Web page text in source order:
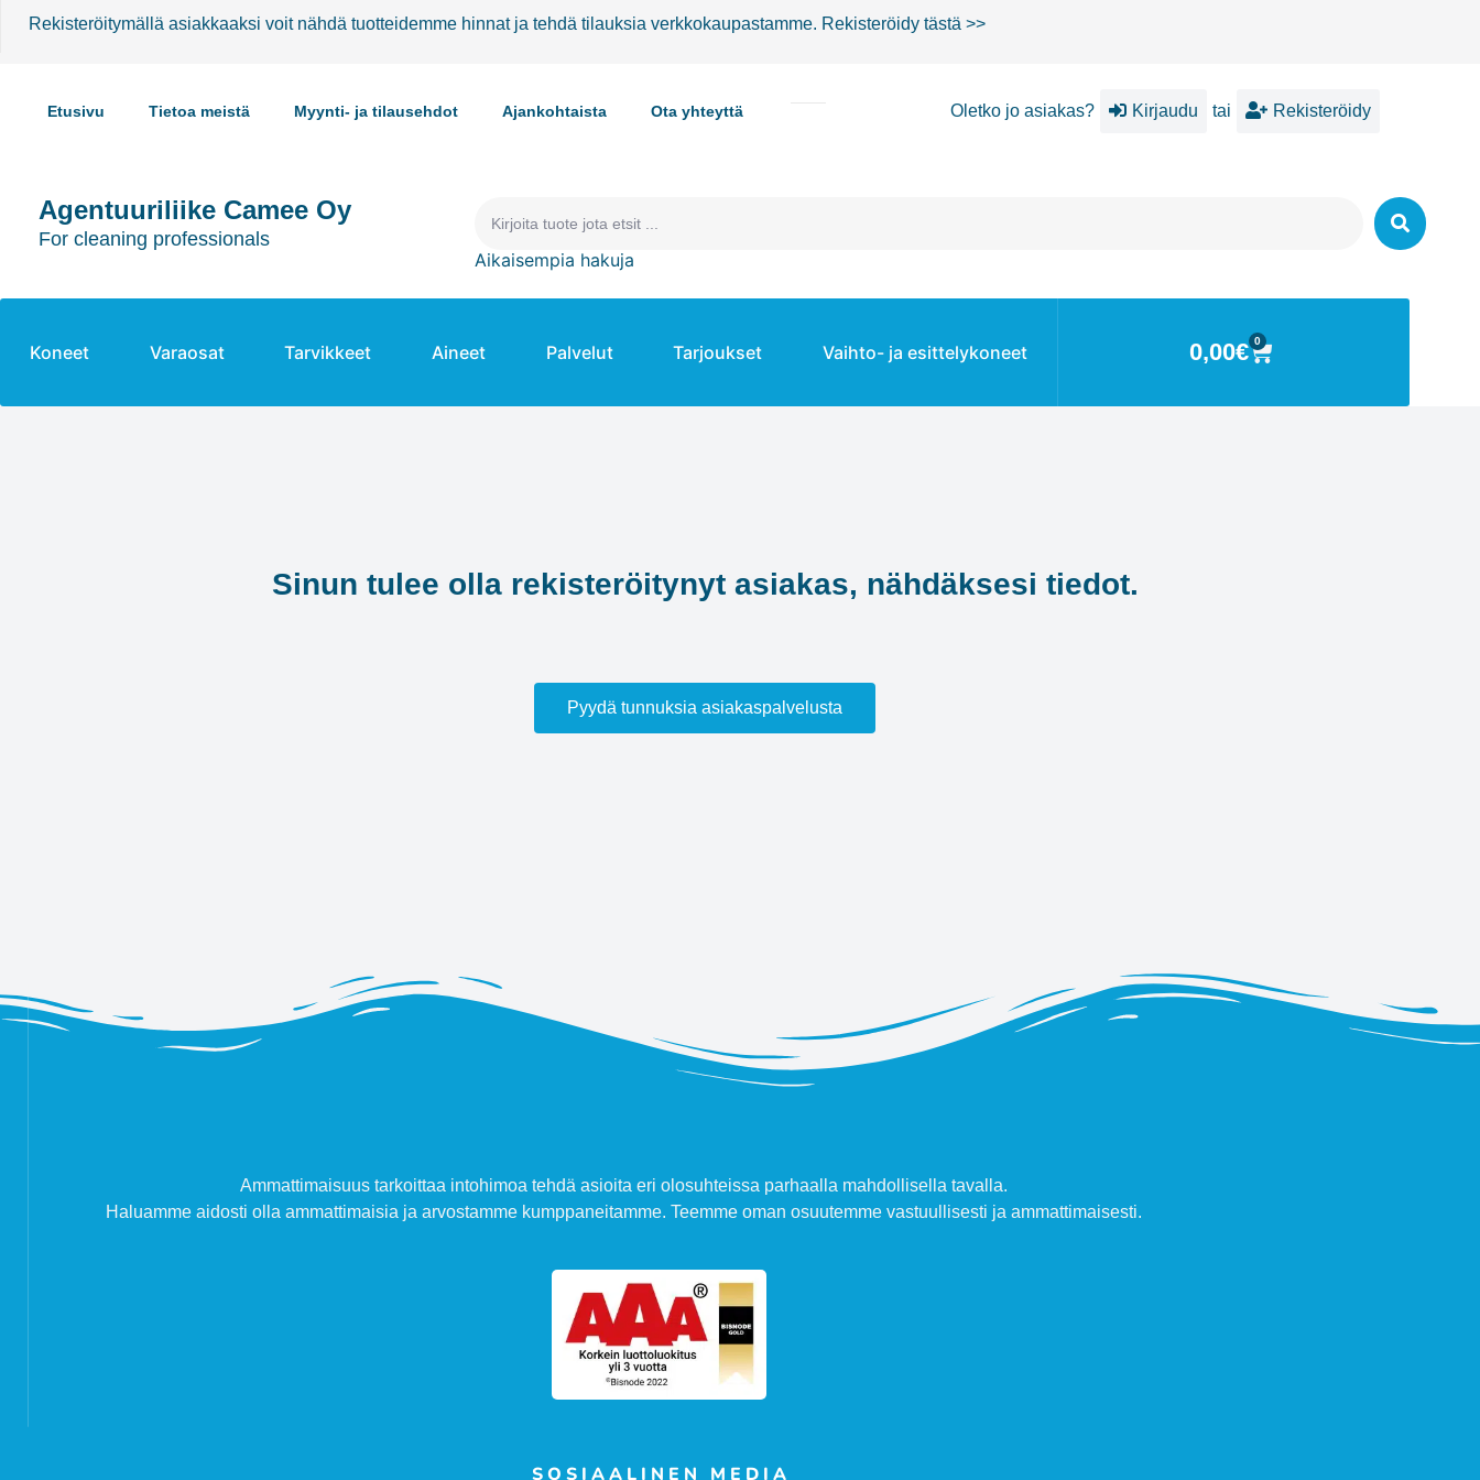
Rekisteröitymällä asiakkaaksi voit nähdä tuotteidemme hinnat ja tehdä tilauksia verkkokaupastamme. Rekisteröidy tästä >>
Etusivu Tietoa meistä Myynti- ja tilausehdot Ajankohtaista Ota yhteyttä Oletko jo asiakas? Kirjaudu tai Rekisteröidy
Agentuuriliike Camee Oy
For cleaning professionals
Aikaisempia hakuja
Koneet Varaosat Tarvikkeet Aineet Palvelut Tarjoukset Vaihto- ja esittelykoneet 0,00€ 0
Sinun tulee olla rekisteröitynyt asiakas, nähdäksesi tiedot.
Pyydä tunnuksia asiakaspalvelusta
Ammattimaisuus tarkoittaa intohimoa tehdä asioita eri olosuhteissa parhaalla mahdollisella tavalla.
Haluamme aidosti olla ammattimaisia ja arvostamme kumppaneitamme. Teemme oman osuutemme vastuullisesti ja ammattimaisesti.
SOSIAALINEN MEDIA